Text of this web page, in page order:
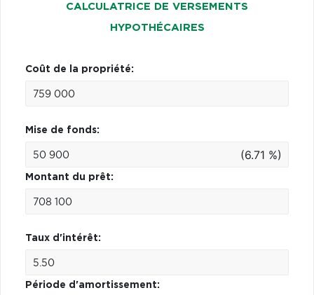
CALCULATRICE DE VERSEMENTS
HYPOTHÉCAIRES
Coût de la propriété:
Mise de fonds:
(6.71 %)
Montant du prêt:
Taux d'intérêt:
Période d'amortissement: